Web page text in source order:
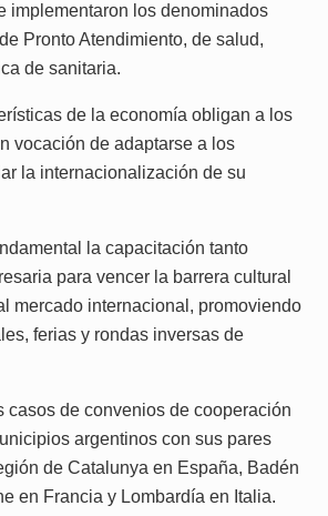
implementaron los denominados
Pronto Atendimiento, de salud,
de sanitaria.
de la economía obligan a los
vocación de adaptarse a los
la internacionalización de su
la capacitación tanto
para vencer la barrera cultural
mercado internacional, promoviendo
ferias y rondas inversas de
casos de convenios de cooperación
argentinos con sus pares
de Catalunya en España, Badén
en Francia y Lombardía en Italia.